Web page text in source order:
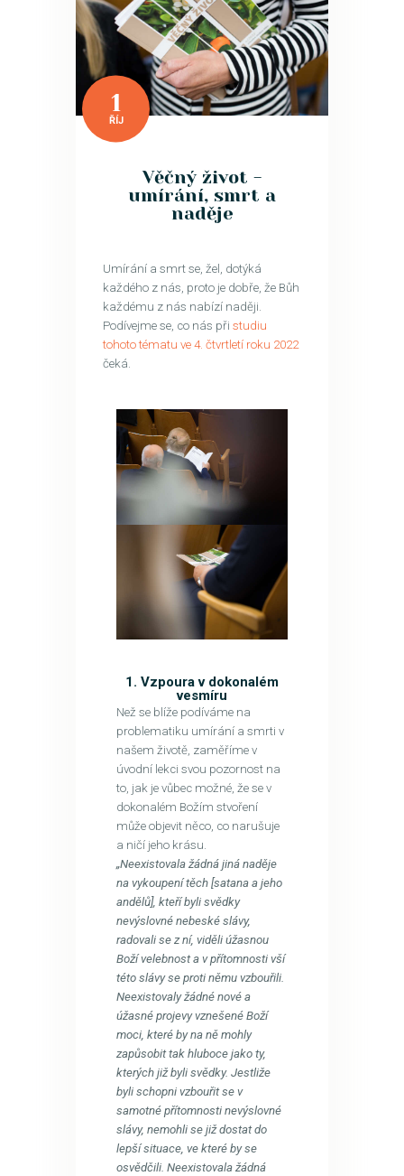
1
ŘÍJ
Věčný život -
umírání, smrt a
naděje
Umírání a smrt se, žel, dotýká
každého z nás, proto je dobře, že Bůh
každému z nás nabízí naději.
Podívejme se, co nás při studiu
tohoto tématu ve 4. čtvrtletí roku 2022
čeká.
1. Vzpoura v dokonalém
vesmíru
Než se blíže podíváme na
problematiku umírání a smrti v
našem životě, zaměříme v
úvodní lekci svou pozornost na
to, jak je vůbec možné, že se v
dokonalém Božím stvoření
může objevit něco, co narušuje
a ničí jeho krásu.
„Neexistovala žádná jiná naděje
na vykoupení těch [satana a jeho
andělů], kteří byli svědky
nevýslovné nebeské slávy,
radovali se z ní, viděli úžasnou
Boží velebnost a v přítomnosti vší
této slávy se proti němu vzbouřili.
Neexistovaly žádné nové a
úžasné projevy vznešené Boží
moci, které by na ně mohly
zapůsobit tak hluboce jako ty,
kterých již byli svědky. Jestliže
byli schopni vzbouřit se v
samotné přítomnosti nevýslovné
slávy, nemohli se již dostat do
lepší situace, ve které by se
osvědčili. Neexistovala žádná